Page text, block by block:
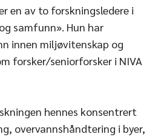
en av to forskningsledere i
samfunn». Hun har
innen miljøvitenskap og
forsker/seniorforsker i NIVA
hennes konsentrert
overvannshåndtering i byer,